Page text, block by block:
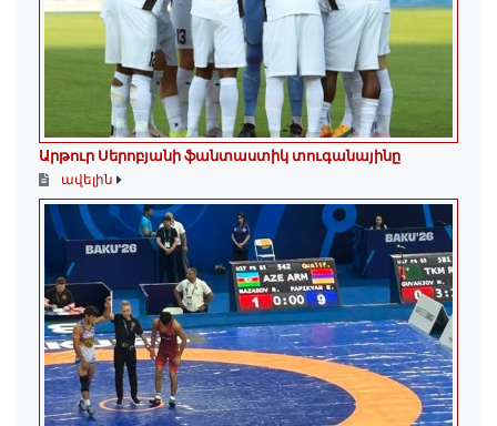
Արթուր Սերոբյանի ֆանտաստիկ տուգանայինը
ավելին